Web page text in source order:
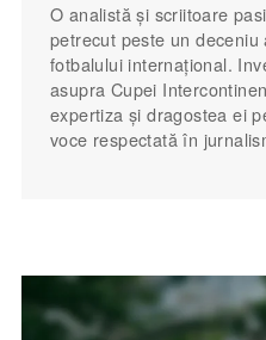
O analistă și scriitoare
petrecut peste un
fotbalului internațional.
asupra Cupei
expertiza și dragostea ei
voce respectată în